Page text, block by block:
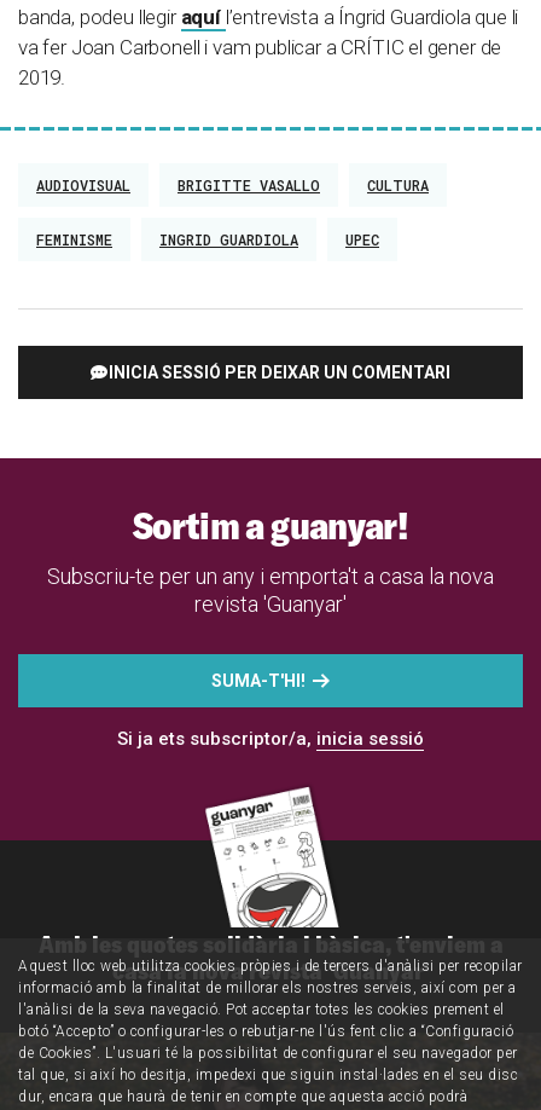
banda, podeu llegir aquí l’entrevista a Íngrid Guardiola que li
va fer Joan Carbonell i vam publicar a CRÍTIC el gener de
2019.
AUDIOVISUAL BRIGITTE VASALLO CULTURA
FEMINISME INGRID GUARDIOLA UPEC
INICIA SESSIÓ PER DEIXAR UN COMENTARI
Sortim a guanyar!
Subscriu-te per un any i emporta't a casa la nova
revista 'Guanyar'
SUMA-T'HI!
Si ja ets subscriptor/a, inicia sessió
Amb les quotes solidària i bàsica, t'enviem a
casa la nova revista 'Guanyar'
Aquest lloc web utilitza cookies pròpies i de tercers d'anàlisi per recopilar
informació amb la finalitat de millorar els nostres serveis, així com per a
l'anàlisi de la seva navegació. Pot acceptar totes les cookies prement el
botó “Accepto” o configurar-les o rebutjar-ne l'ús fent clic a “Configuració
de Cookies”. L'usuari té la possibilitat de configurar el seu navegador per
tal que, si així ho desitja, impedexi que siguin instal·lades en el seu disc
dur, encara que haurà de tenir en compte que aquesta acció podrà